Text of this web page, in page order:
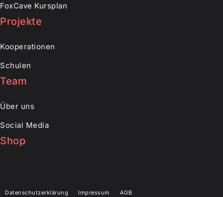
FoxCave Kursplan
Projekte
Kooperationen
Schulen
Team
Über uns
Social Media
Shop
Datenschutzerklärung Impressum
AGB